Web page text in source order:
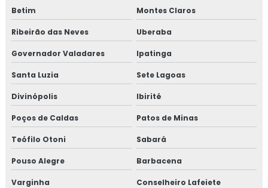
Betim Montes Claros
Ribeirão das Neves Uberaba
Governador Valadares Ipatinga
Santa Luzia Sete Lagoas
Divinópolis Ibirité
Poços de Caldas Patos de Minas
Teófilo Otoni Sabará
Pouso Alegre Barbacena
Varginha Conselheiro Lafeiete